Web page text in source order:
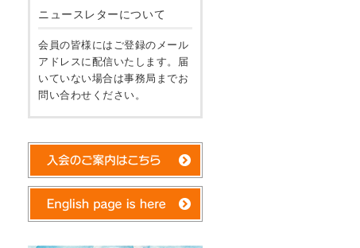
ニュースレターについて
会員の皆様にはご登録のメール
アドレスに配信いたします。届
いていない場合は事務局までお
問い合わせください。